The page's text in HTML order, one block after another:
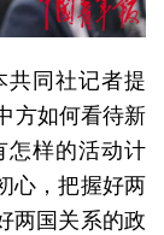
同社记者提
方如何看待新
怎样的活动计
心，把握好两
两国关系的政